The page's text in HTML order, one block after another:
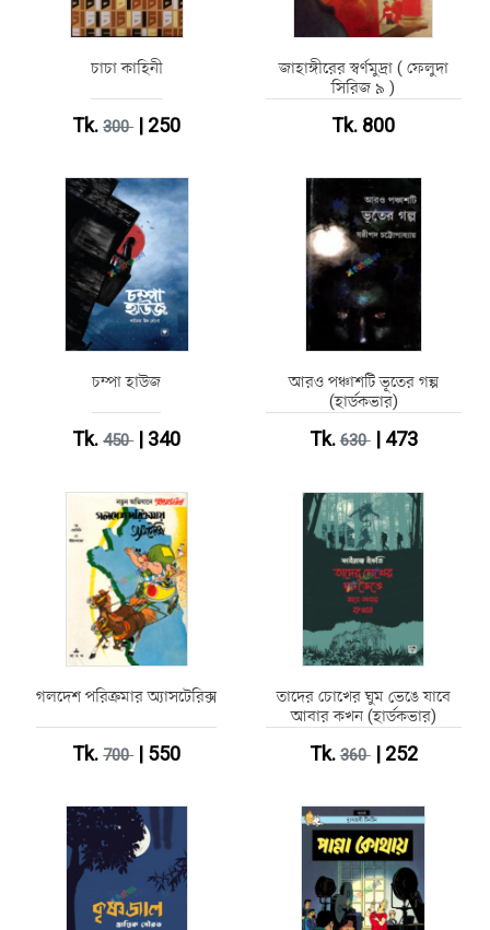
চাচা কাহিনী
Tk.300| 250
জাহাঙ্গীরের স্বর্ণমুদ্রা ( ফেলুদা
সিরিজ ৯ )
Tk. 800
চম্পা হাউজ
Tk.450| 340
আরও পঞ্চাশটি ভূতের গল্প
(হার্ডকভার)
Tk.630| 473
গলদেশ পরিক্রমার অ্যাসটেরিক্স
Tk.700| 550
তাদের চোখের ঘুম ভেঙে যাবে
আবার কখন (হার্ডকভার)
Tk.360| 252